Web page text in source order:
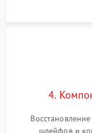
4.
шлейфов и